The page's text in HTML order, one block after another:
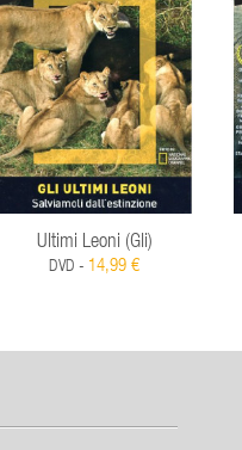
Ultimi Leoni (Gli)
DVD - 14,99 €